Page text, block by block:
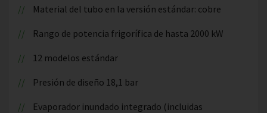
Material del tubo en la versión estándar: cobre
Rango de potencia frigorífica de hasta 2000 kW
12 modelos estándar
Presión de diseño 18,1 bar
Evaporador inundado integrado (incluidas